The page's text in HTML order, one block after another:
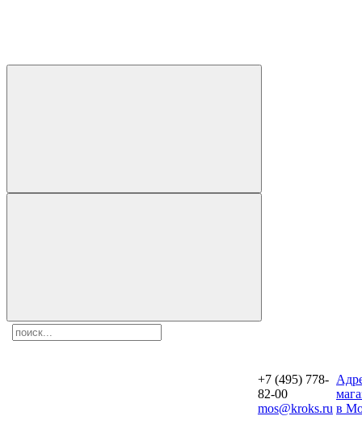
+7 (495) 778-
82-00
mos@kroks.ru в